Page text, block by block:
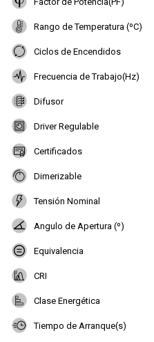
Rango de Temperatura (ºC)
Ciclos de Encendidos
Frecuencia de Trabajo(Hz)
Difusor
Driver Regulable
Certificados
Dimerizable
Tensión Nominal
Angulo de Apertura (º)
Equivalencia
CRI
Clase Energética
Tiempo de Arranque(s)